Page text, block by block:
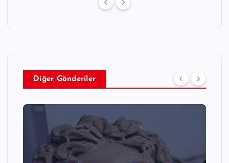
Diğer Gönderiler